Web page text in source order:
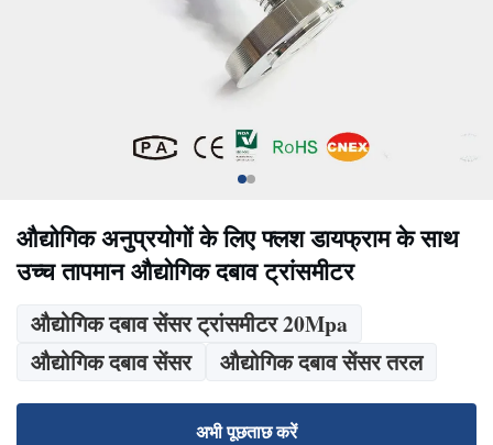
औद्योगिक अनुप्रयोगों के लिए फ्लश डायफ्राम के साथ
उच्च तापमान औद्योगिक दबाव ट्रांसमीटर
औद्योगिक दबाव सेंसर ट्रांसमीटर 20Mpa
औद्योगिक दबाव सेंसर
औद्योगिक दबाव सेंसर तरल
अभी पूछताछ करें